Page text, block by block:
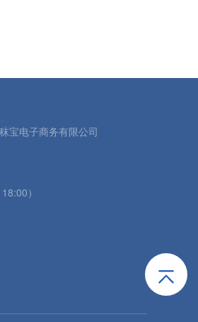
秣宝电子商务有限公司
）